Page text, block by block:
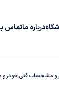
درباره‌ ماتماس
مشخصات فنی خودرو